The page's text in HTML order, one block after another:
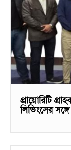
প্রায়োরিটি
লিভিংসের